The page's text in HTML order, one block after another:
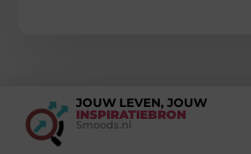
JOUW LEVEN, JOUW
INSPIRATIEBRON
Smoods.nl